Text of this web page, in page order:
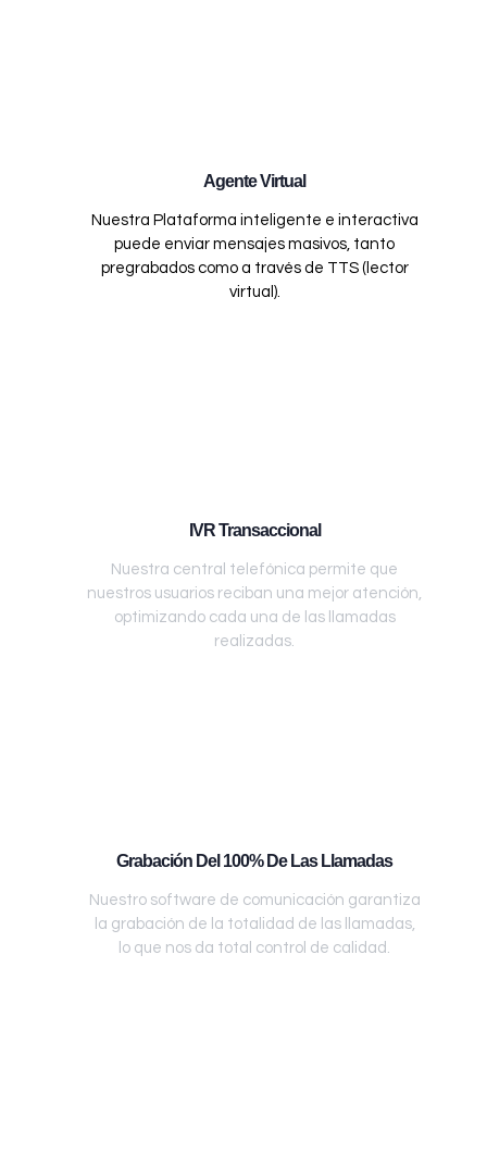
Agente Virtual
Nuestra Plataforma inteligente e interactiva
puede enviar mensajes masivos, tanto
pregrabados como a través de TTS (lector
virtual).
IVR Transaccional
Nuestra central telefónica permite que
nuestros usuarios reciban una mejor atención,
optimizando cada una de las llamadas
realizadas.
Grabación Del 100% De Las Llamadas
Nuestro software de comunicación garantiza
la grabación de la totalidad de las llamadas,
lo que nos da total control de calidad.